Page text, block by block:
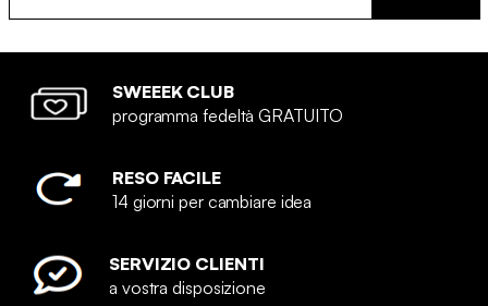
SWEEEK CLUB
programma fedeltà GRATUITO
RESO FACILE
14 giorni per cambiare idea
SERVIZIO CLIENTI
a vostra disposizione